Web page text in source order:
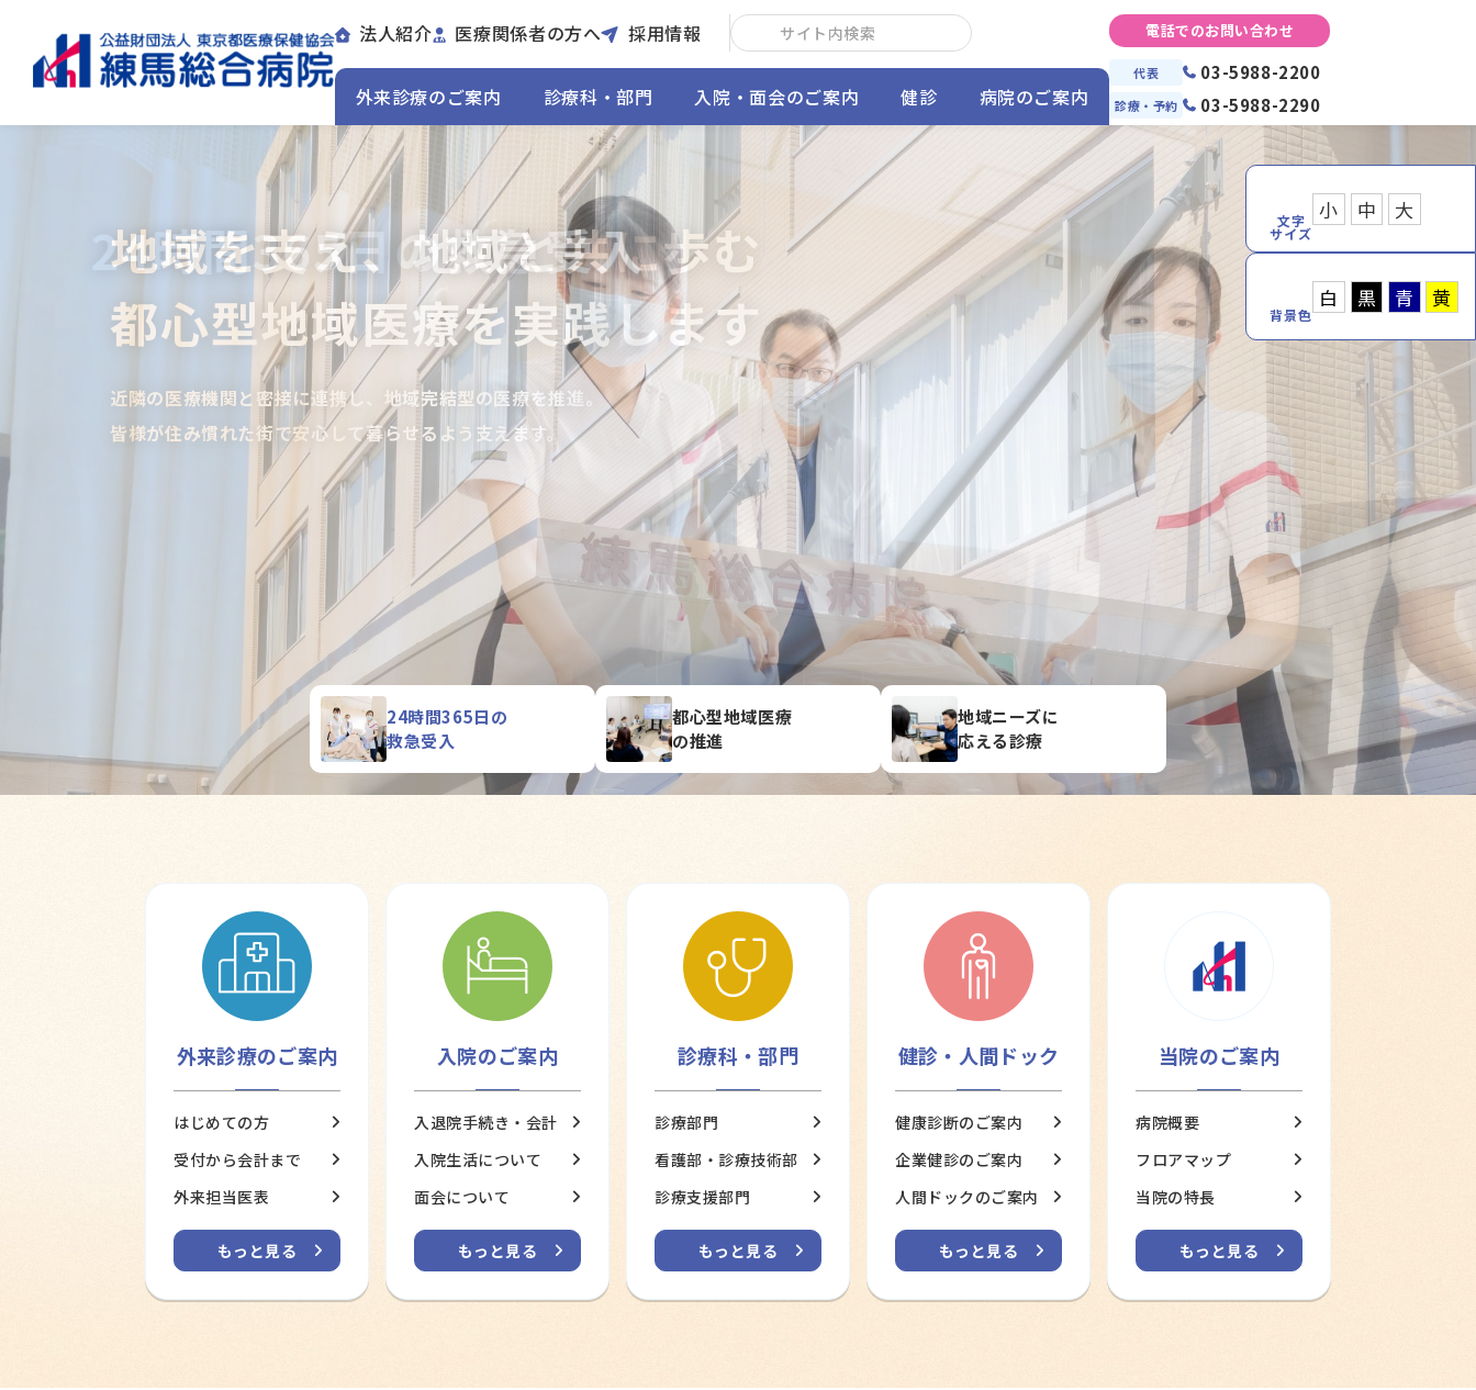
法人紹介 医療関係者の方へ 採用情報
外来診療のご案内 診療科・部門 入院・面会のご案内 健診 病院のご案内
電話でのお問い合わせ
代表 03-5988-2200
診療・予約 03-5988-2290
文字
サイズ
小 中 大
背景色
白 黒 青 黄
地域を支え、地域と共に歩む
都心型地域医療を実践します
近隣の医療機関と密接に連携し、 地域完結型の医療を推進。
皆様が住み慣れた街で安心して暮らせるよう支えます。
24時間365日の救急受入
都心型地域医療の推進
地域ニーズに応える診療
24時間365日の
救急受入
都心型地域医療
の推進
地域ニーズに
応える診療
外来診療のご案内
はじめての方
受付から会計まで
外来担当医表
もっと見る
入院のご案内
入退院手続き・会計
入院生活について
面会について
もっと見る
診療科・部門
診療部門
看護部・診療技術部
診療支援部門
もっと見る
健診・人間ドック
健康診断のご案内
企業健診のご案内
人間ドックのご案内
もっと見る
当院のご案内
病院概要
フロアマップ
当院の特長
もっと見る